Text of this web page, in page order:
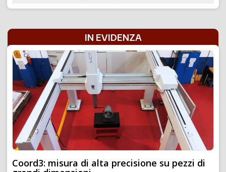
IN EVIDENZA
Coord3: misura di alta precisione su pezzi di